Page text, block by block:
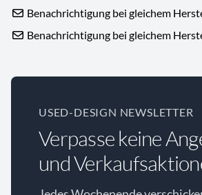
Benachrichtigung bei gleichem
Benachrichtigung bei gleichem
USED-DESIGN NEWSLETTER
Verpasse keine
und